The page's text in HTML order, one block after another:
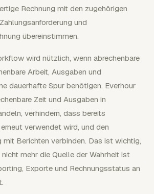
Rechnung mit den zugehörigen
und
übereinstimmen.
wird nützlich, wenn abrechenbare
Arbeit, Ausgaben und
dauerhafte Spur benötigen. Everhour
Zeit und Ausgaben in
verhindern, dass bereits
verwendet wird, und den
mit Berichten verbinden. Das ist wichtig,
mehr die Quelle der Wahrheit ist
Exporte und Rechnungsstatus an